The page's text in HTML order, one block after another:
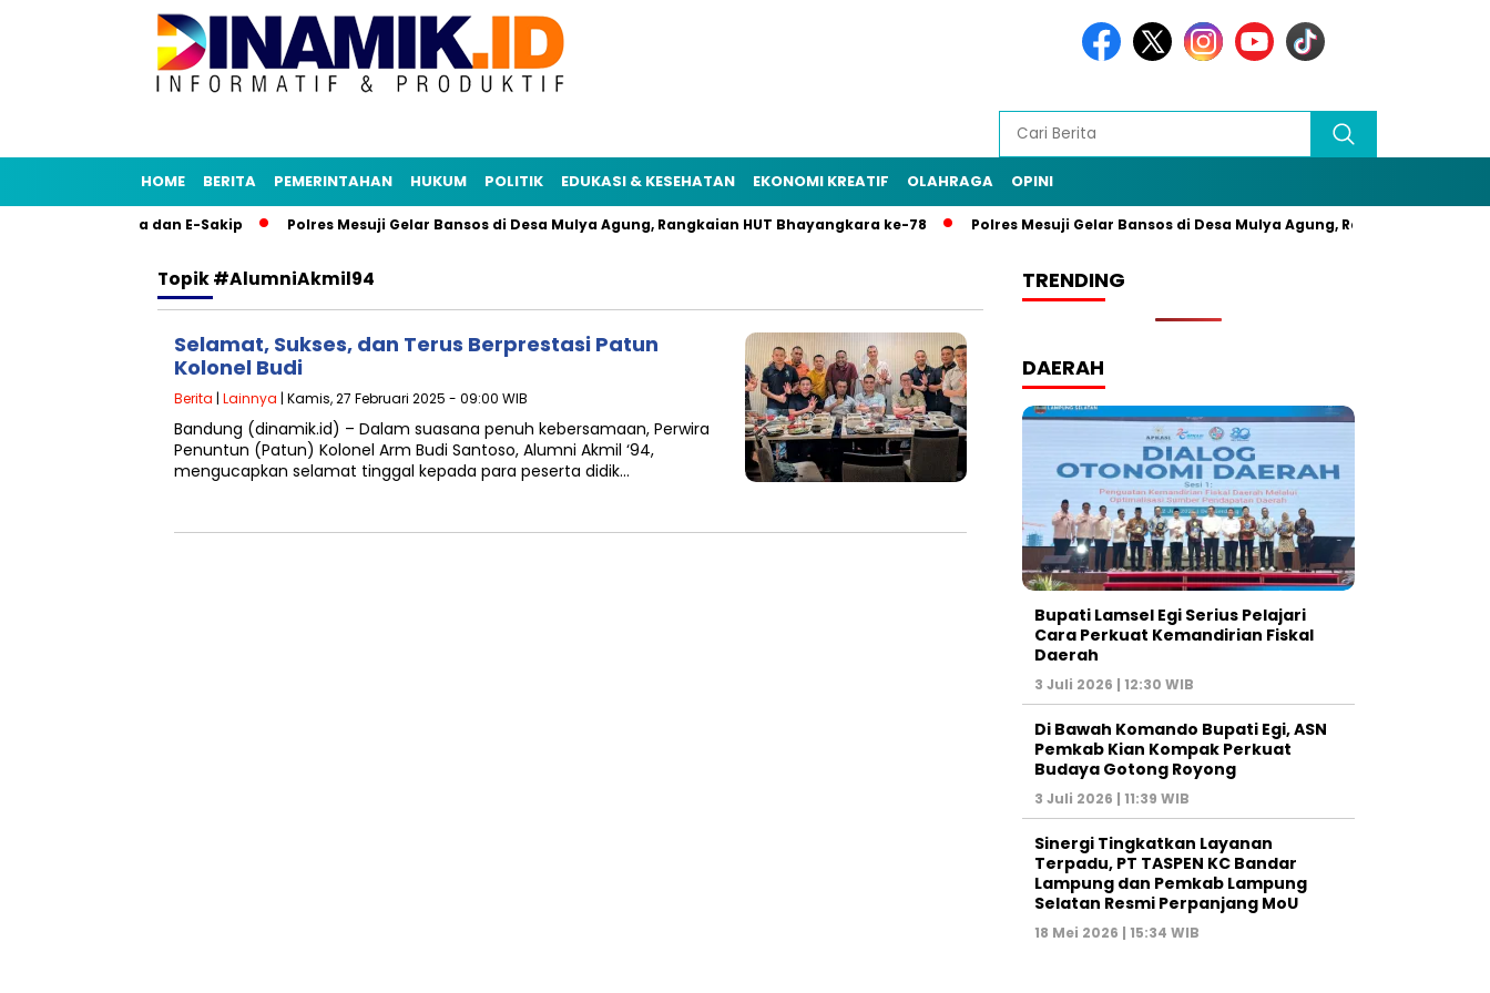
HOME BERITA PEMERINTAHAN HUKUM POLITIK EDUKASI & KESEHATAN EKONOMI KREATIF OLAHRAGA OPINI
Aplikasi Senja dan E-Sakip Polres Mesuji Gelar Bansos di Desa Mulya Agung, Rangkaian HUT Bhayangkara ke-78 Polres Mesuji Gelar Bansos di Desa Mulya Agung, Rangkaian HUT
Topik#AlumniAkmil94
Selamat, Sukses, dan Terus Berprestasi Patun
Kolonel Budi
Berita | Lainnya | Kamis, 27 Februari 2025 - 09:00 WIB
Bandung (dinamik.id) – Dalam suasana penuh kebersamaan, Perwira
Penuntun (Patun) Kolonel Arm Budi Santoso, Alumni Akmil ‘94,
mengucapkan selamat tinggal kepada para peserta didik…
TRENDING
DAERAH
Bupati Lamsel Egi Serius Pelajari
Cara Perkuat Kemandirian Fiskal
Daerah
3 Juli 2026 | 12:30 WIB
Di Bawah Komando Bupati Egi, ASN
Pemkab Kian Kompak Perkuat
Budaya Gotong Royong
3 Juli 2026 | 11:39 WIB
Sinergi Tingkatkan Layanan
Terpadu, PT TASPEN KC Bandar
Lampung dan Pemkab Lampung
Selatan Resmi Perpanjang MoU
18 Mei 2026 | 15:34 WIB